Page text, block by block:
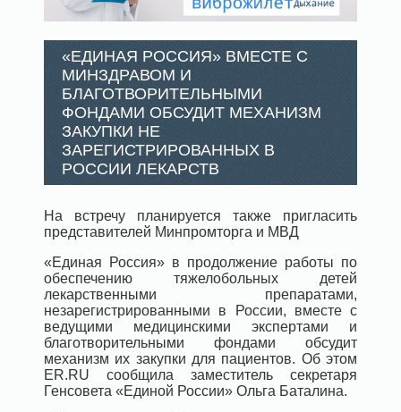
«ЕДИНАЯ РОССИЯ» ВМЕСТЕ С
МИНЗДРАВОМ И
БЛАГОТВОРИТЕЛЬНЫМИ
ФОНДАМИ ОБСУДИТ МЕХАНИЗМ
ЗАКУПКИ НЕ
ЗАРЕГИСТРИРОВАННЫХ В
РОССИИ ЛЕКАРСТВ
На встречу планируется также пригласить
представителей Минпромторга и МВД
«Единая Россия» в продолжение работы по
обеспечению тяжелобольных детей
лекарственными препаратами,
незарегистрированными в России, вместе с
ведущими медицинскими экспертами и
благотворительными фондами обсудит
механизм их закупки для пациентов. Об этом
ER.RU сообщила заместитель секретаря
Генсовета «Единой России» Ольга Баталина.